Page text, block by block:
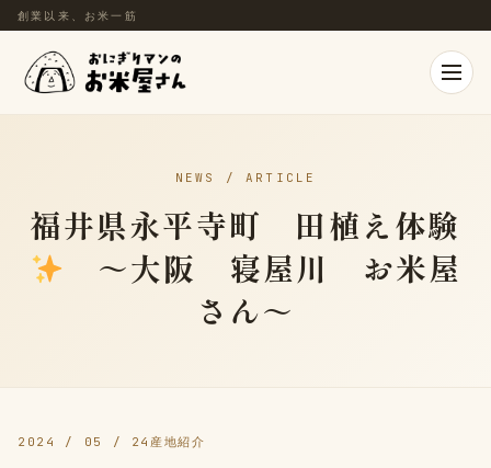
創業以来、お米一筋
NEWS / ARTICLE
福井県永平寺町 田植え体験
～大阪 寝屋川 お米屋
さん～
2024 / 05 / 24 産地紹介